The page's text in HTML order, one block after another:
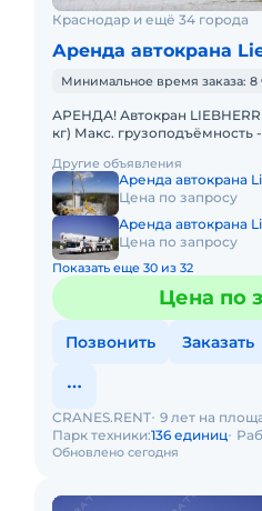
Краснодар и ещё 34 города
Аренда автокрана
Минимальное время заказа: 8
АРЕНДА! Автокран LIEBHERR
кг) Макс. грузоподъёмность
Другие объявления
Аренда автокрана
Цена по запросу
Аренда автокрана
Цена по запросу
Показать еще 30 из 32
Цена по
Позвонить Заказать
Обновлено сегодня
CRANES.RENT 9 лет на
Парк техники:136 единиц